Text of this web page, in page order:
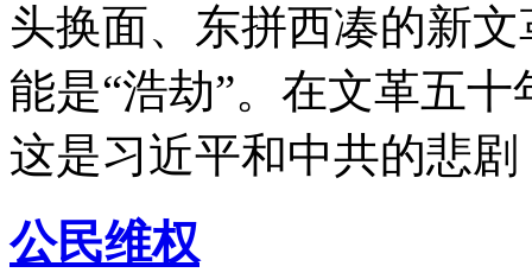
头换面、东拼西凑的新
能是“浩劫”。在文革五
这是习近平和中共的悲
公民维权